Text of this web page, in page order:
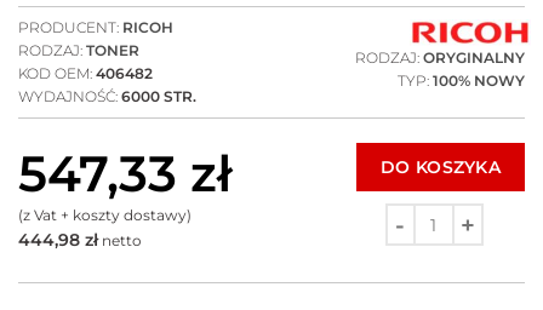
PRODUCENT: RICOH
RODZAJ: TONER
KOD OEM: 406482
WYDAJNOŚĆ: 6000 STR.
RODZAJ: ORYGINALNY
TYP: 100% NOWY
547,33 zł
(z Vat + koszty dostawy)
444,98 złnetto
DO KOSZYKA